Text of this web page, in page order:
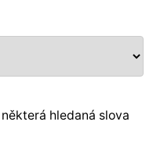
hledaná slova